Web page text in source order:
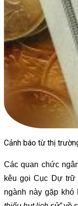
Cảnh báo từ thị
Các quan chức
kêu gọi Cục Dự trữ
ngành này gặp